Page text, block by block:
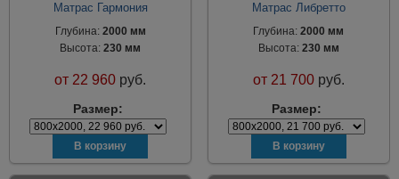
Матрас Гармония
Глубина: 2000 мм
Высота:230 мм
от 22 960 руб.
Размер:
Матрас Либретто
Глубина:2000 мм
Высота: 230 мм
от21 700 руб.
Размер: